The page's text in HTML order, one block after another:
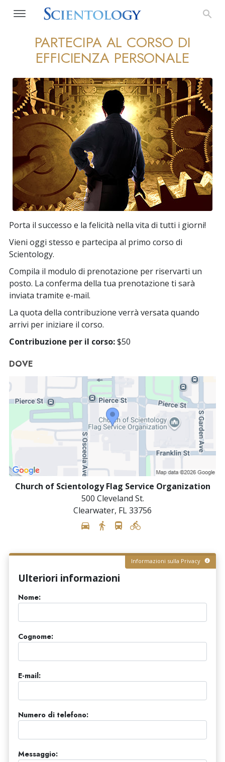
PARTECIPA AL CORSO DI
EFFICIENZA PERSONALE
Porta il successo e la felicità nella vita di tutti i giorni!
Vieni oggi stesso e partecipa al primo corso di
Scientology.
Compila il modulo di prenotazione per riservarti un
posto. La conferma della tua prenotazione ti sarà
inviata tramite e-mail.
La quota della contribuzione verrà versata quando
arrivi per iniziare il corso.
Contribuzione per il corso:$50
DOVE
Church of Scientology Flag Service Organization
500 Cleveland St.
Clearwater, FL33756
Informazioni sulla Privacy
Ulteriori informazioni
Nome:
Cognome:
E-mail:
Numero di telefono:
Messaggio: